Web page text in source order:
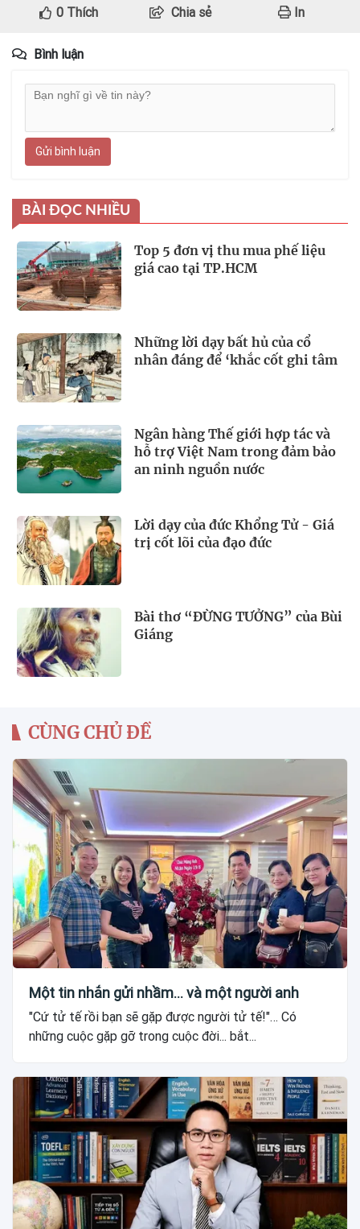
0Thích Chia sẻ In
Bình luận
Gửi bình luận
BÀI ĐỌC NHIỀU
Top 5 đơn vị thu mua phế liệu
giá cao tại TP.HCM
Những lời dạy bất hủ của cổ
nhân đáng để ‘khắc cốt ghi tâm
Ngân hàng Thế giới hợp tác và
hỗ trợ Việt Nam trong đảm bảo
an ninh nguồn nước
Lời dạy của đức Khổng Tử - Giá
trị cốt lõi của đạo đức
Bài thơ “ĐỪNG TƯỞNG” của Bùi
Giáng
CÙNG CHỦ ĐỀ
Một tin nhắn gửi nhầm... và một người anh
"Cứ tử tế rồi bạn sẽ gặp được người tử tế!"… Có
những cuộc gặp gỡ trong cuộc đời... bắt...